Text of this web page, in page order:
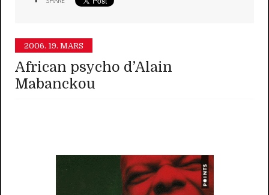
2006. 19. MARS
African psycho d’Alain
Mabanckou